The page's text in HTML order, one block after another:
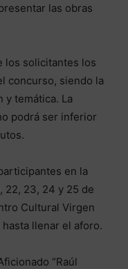
las obras
los solicitantes los
concurso, siendo la
y temática. La
podrá ser inferior
en la
22, 23, 24 y 25 de
Cultural Virgen
llenar el aforo.
“Raúl